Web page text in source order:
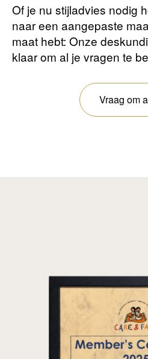
Of je nu stijladvies nodig
naar een aangepaste
maat hebt: Onze
klaar om al je vragen te
Vraag om